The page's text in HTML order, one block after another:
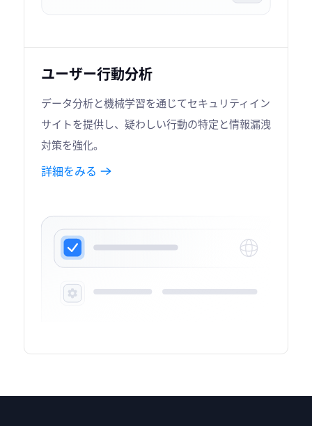
ユーザー行動分析
データ分析と機械学習を通じてセキュリティイン
サイトを提供し、疑わしい行動の特定と情報漏洩
対策を強化。
詳細をみる